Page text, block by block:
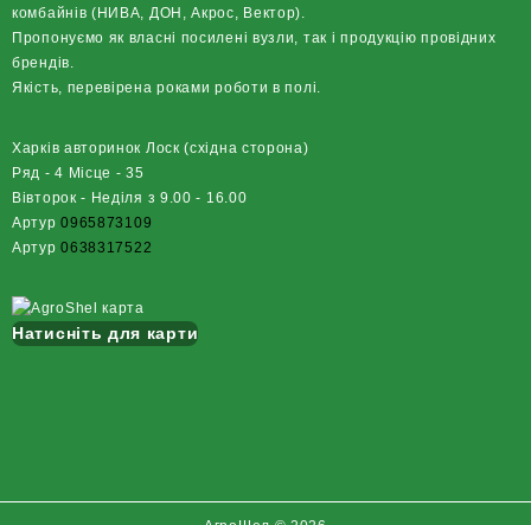
комбайнів (НИВА, ДОН, Акрос, Вектор).
Пропонуємо як власні посилені вузли, так і продукцію провідних
брендів.
Якість, перевірена роками роботи в полі.
Харків авторинок Лоск (східна сторона)
Ряд - 4 Місце - 35
Вівторок - Неділя з 9.00 - 16.00
Артур0965873109
Артур0638317522
Натисніть для карти